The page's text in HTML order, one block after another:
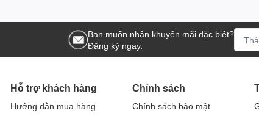
Bạn muốn nhận khuyến mãi đặc biệt?
Đăng ký ngay.
Hỗ trợ khách hàng
Hướng dẫn mua hàng
Chính sách
Chính sách bảo mật